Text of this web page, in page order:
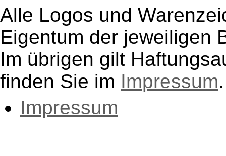
Alle Logos und
Eigentum der jeweiligen
Im übrigen gilt
finden Sie im Impressum.
Impressum